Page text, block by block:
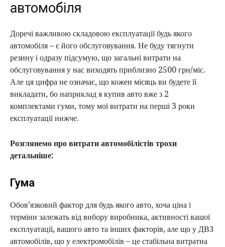
автомобіля
Доречі важливою складовою експлуатації будь якого
автомобіля – є його обслуговування. Не буду тягнути
резину і одразу підсумую, що загальні витрати на
обслуговування у нас виходять приблизно 2500 грн/міс.
Але ця цифра не означає, що кожен місяць ви будете її
викладати, бо наприклад я купив авто вже з 2
комплектами гуми, тому мої витрати на перші 3 роки
експлуатації нижче.
Розглянемо про витрати автомобілістів трохи
детальніше:
Гума
Обов’язковий фактор для будь якого авто, хоча ціна і
терміни залежать від вибору виробника, активності вашої
експлуатації, вашого авто та інших факторів, але що у ДВЗ
автомобілів, що у електромобілів – це стабільна витратна